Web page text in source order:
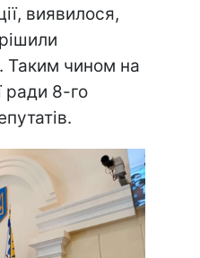
виявилося,
Таким чином на
ради 8-го